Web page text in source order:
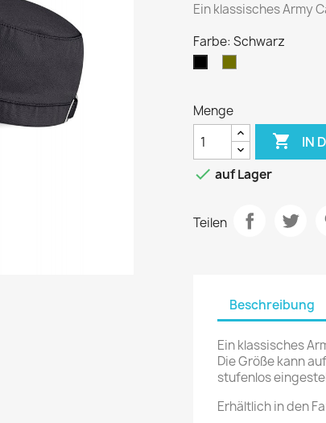
Ein klassisches Army
Farbe: Schwarz
Menge
 IN
 auf Lager
Teilen
Beschreibung
Ein klassisches
Die Größe kann
stufenlos
Erhältlich in den